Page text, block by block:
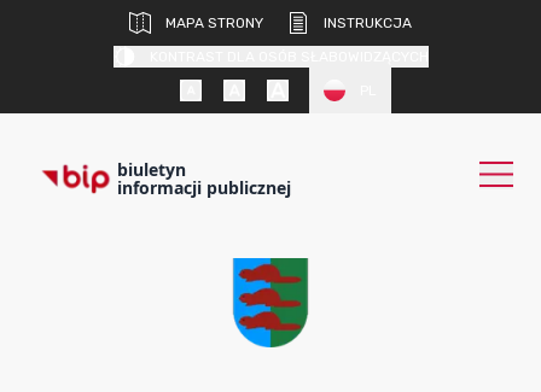
MAPA STRONY
INSTRUKCJA
biuletyn
informacji publicznej